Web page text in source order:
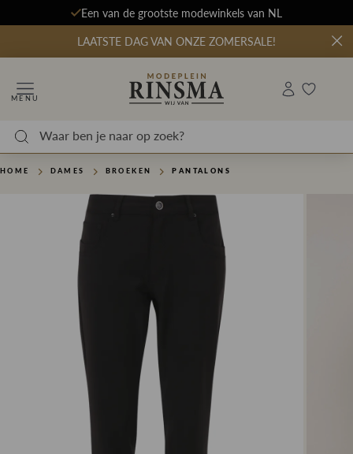
Een van de grootste modewinkels van NL
LAATSTE DAG VAN ONZE ZOMERSALE!
MENU
HOME DAMES BROEKEN PANTALONS